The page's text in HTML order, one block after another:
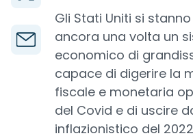
Gli Stati Uniti si
ancora una volta un
economico di
capace di digerire la
fiscale e monetaria
del Covid e di uscire
inflazionistico del